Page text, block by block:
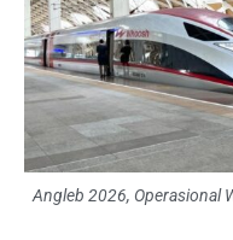
Angleb 2026, Operasional